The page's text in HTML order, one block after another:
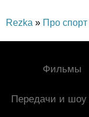
Rezka » Про спорт
Фильмы
Передачи и шоу